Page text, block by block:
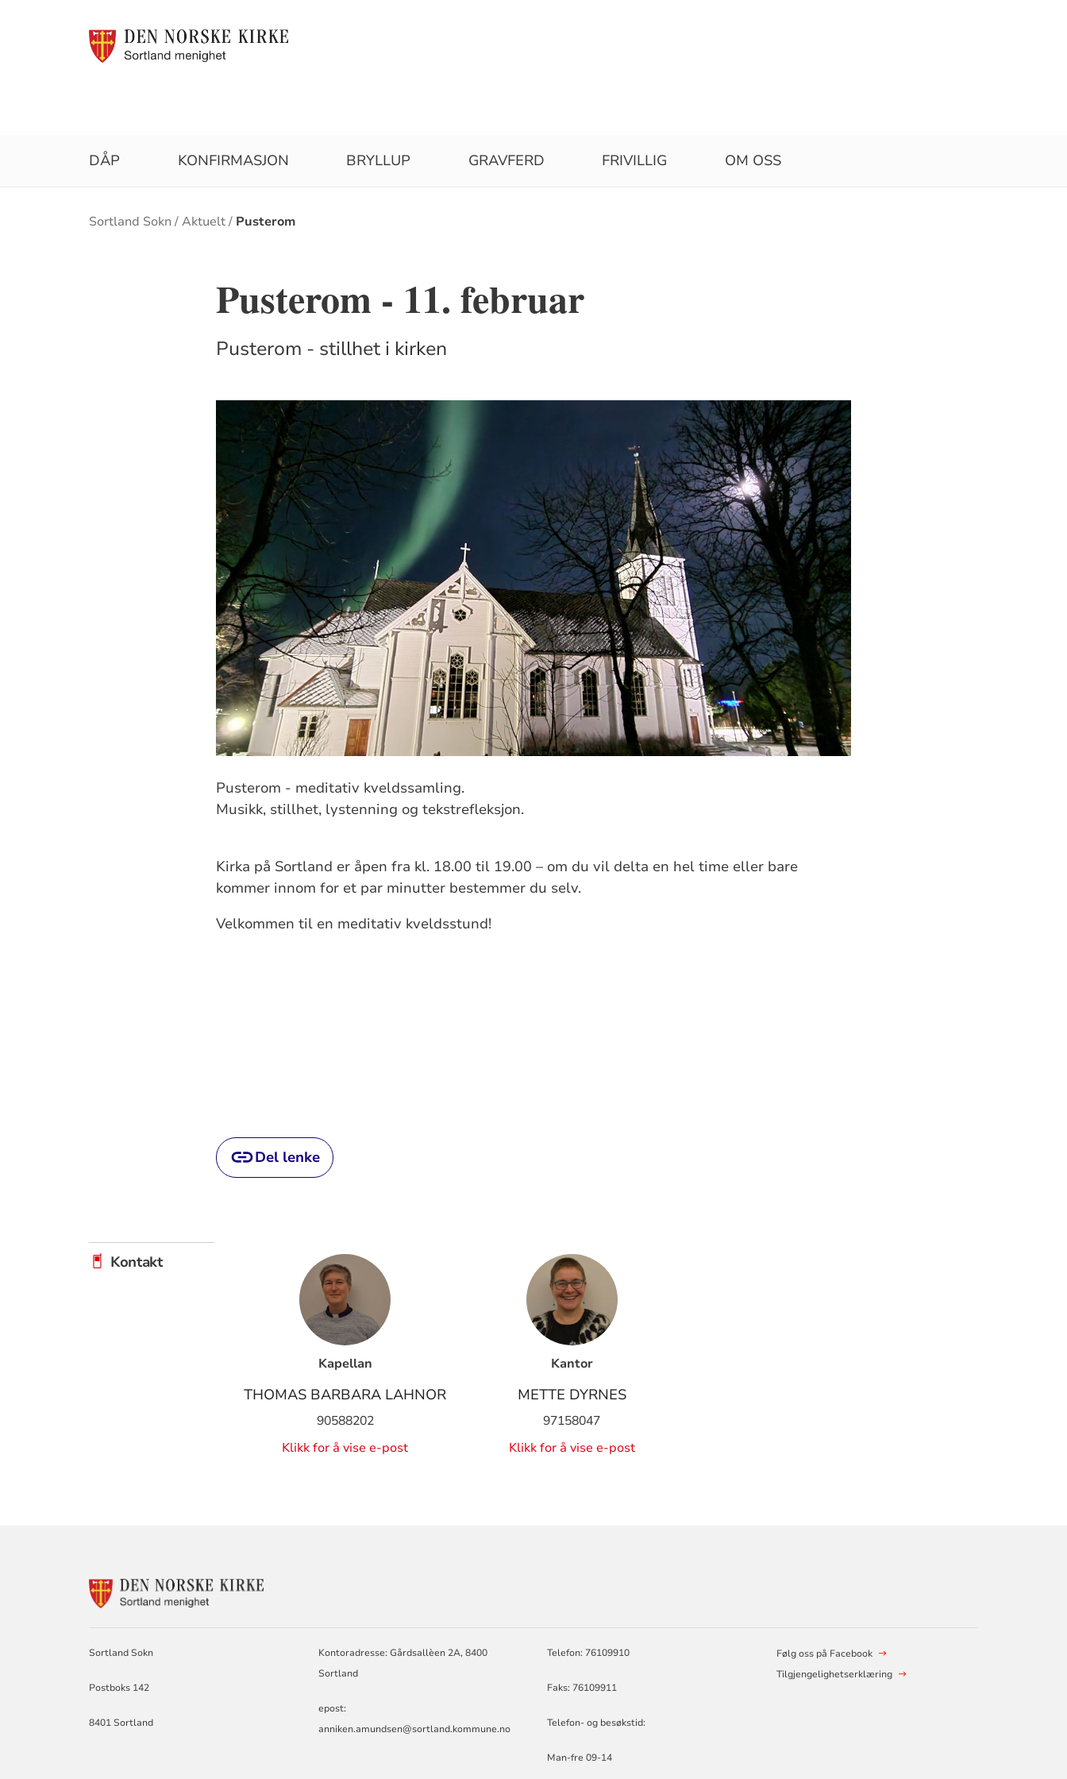
DÅP KONFIRMASJON BRYLLUP GRAVFERD FRIVILLIG OM OSS
Brødsmulesti
Sortland Sokn Aktuelt Pusterom
Pusterom - 11. februar
Pusterom - stillhet i kirken
Pusterom - meditativ kveldssamling.
Musikk, stillhet, lystenning og tekstrefleksjon.
Kirka på Sortland er åpen fra kl. 18.00 til 19.00 – om du vil delta en hel time eller bare
kommer innom for et par minutter bestemmer du selv.
Velkommen til en meditativ kveldsstund!
Del lenke
Kontakt
Kapellan
THOMAS BARBARA LAHNOR
90588202
Klikk for å vise e-post
Kantor
METTE DYRNES
97158047
Klikk for å vise e-post
KONTAKTINFORMASJON
Sortland Sokn
Postboks 142
8401 Sortland
Kontoradresse: Gårdsallèen 2A, 8400
Sortland
epost:
anniken.amundsen@sortland.kommune.no
Telefon: 76109910
Faks: 76109911
Telefon- og besøkstid:
Man-fre 09-14
Følg oss på Facebook
Tilgjengelighetserklæring